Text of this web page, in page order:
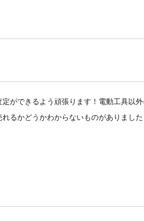
ができるよう頑張ります！電動工具以外
るかどうかわからないものがありまし